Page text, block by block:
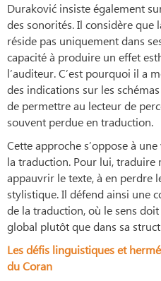
Duraković insiste également
des sonorités. Il considère que
réside pas uniquement dans
capacité à produire un effet
l’auditeur. C’est pourquoi il a
des indications sur les
de permettre au lecteur de
souvent perdue en traduction.
Cette approche s’oppose à
la traduction. Pour lui, traduire
appauvrir le texte, à en perdre
stylistique. Il défend ainsi une
de la traduction, où le sens
global plutôt que dans sa
Les défis linguistiques et
du Coran